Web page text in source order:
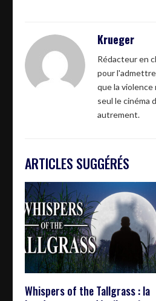
Krueger
Rédacteur en
pour
que la
seul le cinéma
autrement.
ARTICLES SUGGÉRÉS
Whispers of the Tallgrass : la